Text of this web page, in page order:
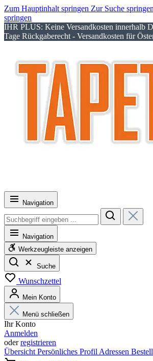
Zum Hauptinhalt springen Zur Suche springen
springen
IHR PLUS: Keine Versandkosten innerhalb
Tage Rückgaberecht - Versandkosten für
Navigation
Navigation
Werkzeugleiste anzeigen
Suche
Wunschzettel
Mein Konto
Menü schließen
Ihr Konto
Anmelden
oderregistrieren
Übersicht Persönliches Profil Adressen